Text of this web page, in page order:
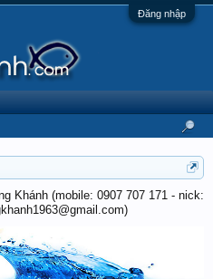
Đăng nhập
Khánh (mobile: 0907 707 171 - nick: